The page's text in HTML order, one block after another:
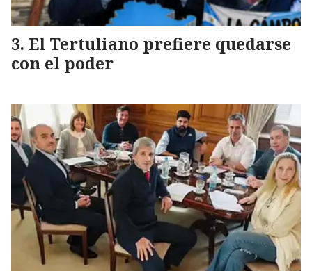
El Tertuliano prefiere quedarse
con el poder